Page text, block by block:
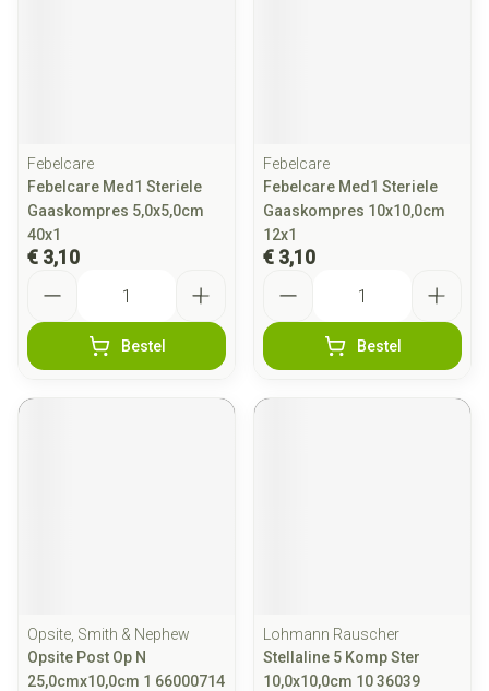
Febelcare
Febelcare Med1 Steriele
Gaaskompres 5,0x5,0cm
40x1
€ 3,10
Bestel
Febelcare
Febelcare Med1 Steriele
Gaaskompres 10x10,0cm
12x1
€ 3,10
Bestel
Opsite, Smith & Nephew
Opsite Post Op N
25,0cmx10,0cm 1 66000714
Lohmann Rauscher
Stellaline 5 Komp Ster
10,0x10,0cm 10 36039